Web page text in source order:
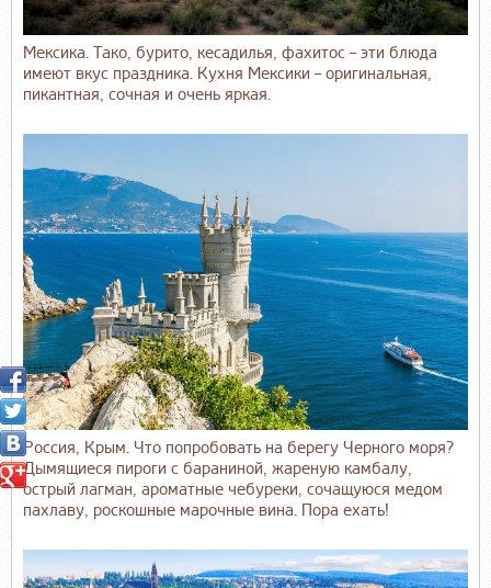
Мексика. Тако, бурито, кесадилья, фахитос – эти блюда
имеют вкус праздника. Кухня Мексики – оригинальная,
пикантная, сочная и очень яркая.
Россия, Крым. Что попробовать на берегу Черного моря?
Дымящиеся пироги с бараниной, жареную камбалу,
острый лагман, ароматные чебуреки, сочащуюся медом
пахлаву, роскошные марочные вина. Пора ехать!